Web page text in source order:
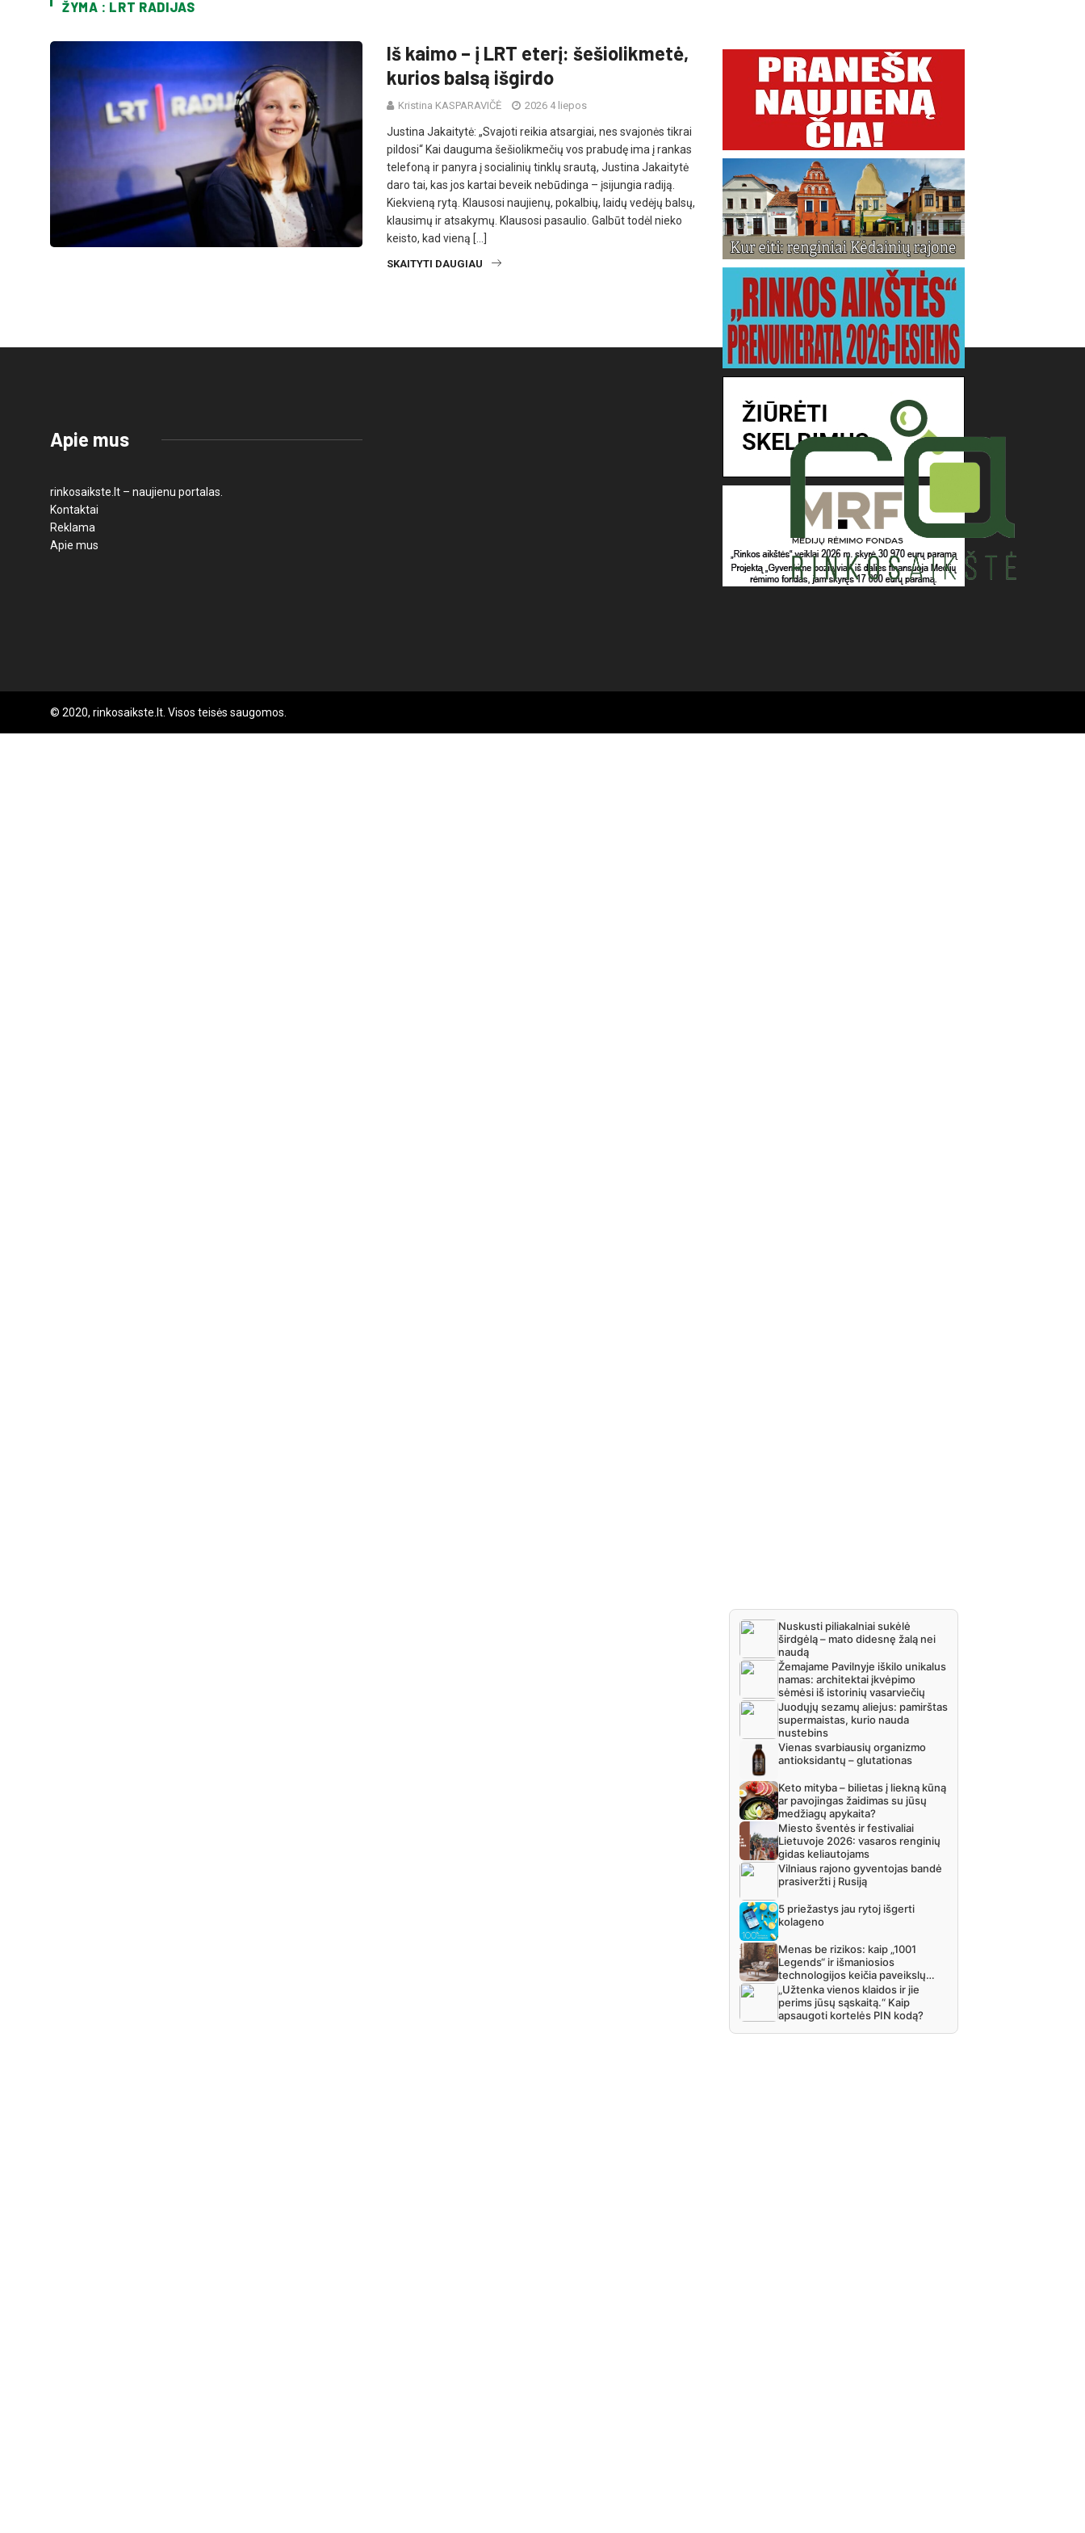
ŽYMA : LRT RADIJAS
Iš kaimo – į LRT eterį: šešiolikmetė,
kurios balsą išgirdo
Kristina KASPARAVIČĖ 2026 4 liepos
Justina Jakaitytė: „Svajoti reikia atsargiai, nes svajonės tikrai
pildosi“ Kai dauguma šešiolikmečių vos prabudę ima į rankas
telefoną ir panyra į socialinių tinklų srautą, Justina Jakaitytė
daro tai, kas jos kartai beveik nebūdinga – įsijungia radiją.
Kiekvieną rytą. Klausosi naujienų, pokalbių, laidų vedėjų balsų,
klausimų ir atsakymų. Klausosi pasaulio. Galbūt todėl nieko
keisto, kad vieną […]
SKAITYTI DAUGIAU
Apie mus
rinkosaikste.lt – naujienu portalas.
Kontaktai
Reklama
Apie mus
© 2020, rinkosaikste.lt. Visos teisės saugomos.